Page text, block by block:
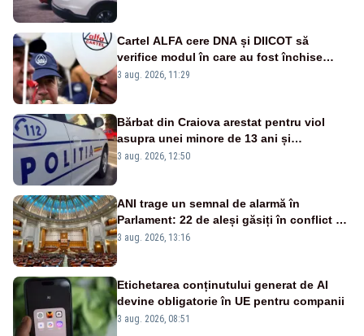
Cartel ALFA cere DNA și DIICOT să
verifice modul în care au fost închise
centralele pe cărbune
3 aug. 2026, 11:29
Bărbat din Craiova arestat pentru viol
asupra unei minore de 13 ani și
pornografie infantilă
3 aug. 2026, 12:50
ANI trage un semnal de alarmă în
Parlament: 22 de aleși găsiți în conflict de
interese au rămas în funcții
3 aug. 2026, 13:16
Etichetarea conținutului generat de AI
devine obligatorie în UE pentru companii
3 aug. 2026, 08:51